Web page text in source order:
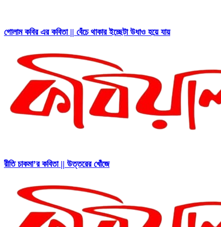
গোলাম কবির এর কবিতা || বেঁচে থাকার ইচ্ছেটা উধাও হয়ে যায়
রীতি চাকমা’র কবিতা || উত্তরের খোঁজে